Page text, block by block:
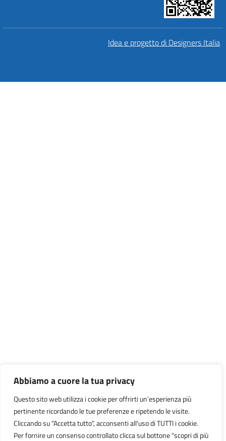
Abbiamo a cuore la tua privacy
Questo sito web utilizza i cookie per offrirti un’esperienza più
pertinente ricordando le tue preferenze e ripetendo le visite.
Cliccando su "Accetta tutto", acconsenti all'uso di TUTTI i cookie.
Per fornire un consenso controllato clicca sul bottone “scopri di più
Idea e progetto di Designers Italia